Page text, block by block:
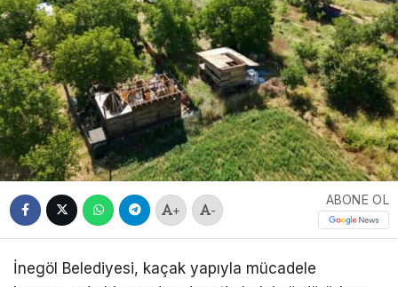
+ -
ABONE OL
İnegöl Belediyesi, kaçak yapıyla mücadele